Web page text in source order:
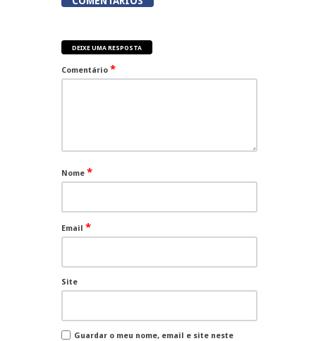
DEIXE UMA RESPOSTA
Comentário *
Nome *
Email *
Site
Guardar o meu nome, email e site neste